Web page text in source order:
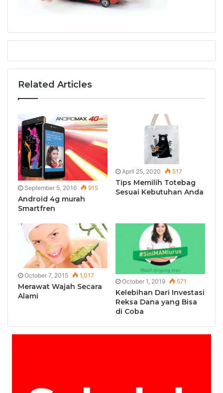
Related Articles
September 5, 2016 915
Android 4g murah
Smartfren
April 25, 2020 517
Tips Memilih Totebag
Sesuai Kebutuhan Anda
October 7, 2015 1,017
Merawat Wajah Secara
Alami
October 1, 2019 571
Kelebihan Dari Investasi
Reksa Dana yang Bisa
di Coba